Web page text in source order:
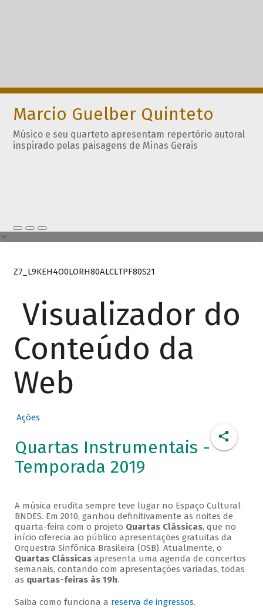
Marcio Guelber Quinteto
Músico e seu quarteto apresentam repertório autoral
inspirado pelas paisagens de Minas Gerais
Z7_L9KEH4O0LORH80ALCLTPF80S21
Visualizador do
Conteúdo da
Web
Ações
Quartas Instrumentais -
Temporada 2019
A música erudita sempre teve lugar no Espaço Cultural
BNDES. Em 2010, ganhou definitivamente as noites de
quarta-feira com o projeto Quartas Clássicas, que no
início oferecia ao público apresentações gratuitas da
Orquestra Sinfônica Brasileira (OSB). Atualmente, o
Quartas Clássicasapresenta uma agenda de concertos
semanais, contando com apresentações variadas, todas
as quartas-feiras às 19h.
Saiba como funciona a reserva de ingressos.